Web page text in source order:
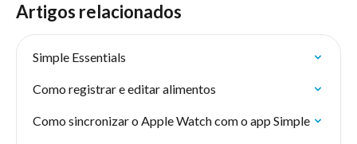
Artigos relacionados
Simple Essentials
Como registrar e editar alimentos
Como sincronizar o Apple Watch com o app Simple